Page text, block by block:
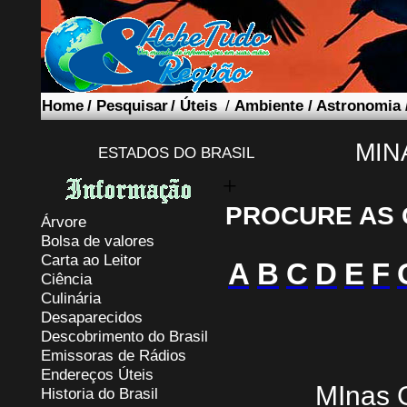
Home/Pesquisar/Úteis/Ambiente /Astronomia
ESTADOS DO BRASIL
Árvore
Bolsa de valores
Carta ao Leitor
Ciência
Culinária
Desaparecidos
Descobrimento do Brasil
Emissoras de Rádios
Endereços Úteis
Historia do Brasil
+
PROCURE AS
A B C D E F
MInas